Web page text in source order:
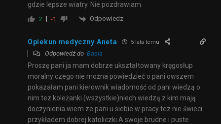
gdzie lepsze wiatry. Nie pozdrawiam.
2 -1 Odpowiedz
Opiekun medyczny Aneta 5 lata temu
Odpowiedź do Basia
Proszę pani ja mam dobrze ukształtowany kręgosłup
moralny czego nie można powiedzieć o pani owszem
pokazałam pani kierownik wiadomość od pani wiedzą o
nim tez koleżanki (wszystkie)niech wiedzą z kim mają
doczynienia.wiem ze pani u siebie w pracy tez nie świeci
przykładem dobrej katoliczki.A swoje brudne i puste